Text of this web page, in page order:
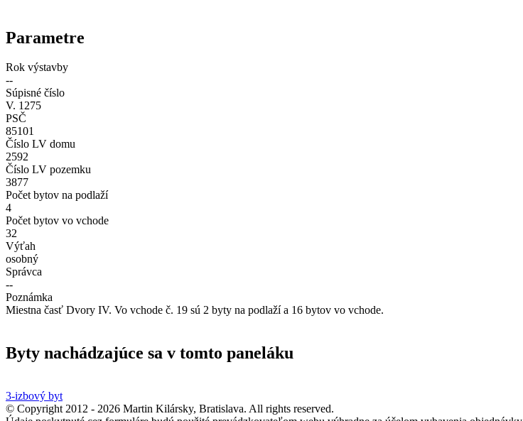
Parametre
Rok výstavby
--
Súpisné číslo
V. 1275
PSČ
85101
Číslo LV domu
2592
Číslo LV pozemku
3877
Počet bytov na podlaží
4
Počet bytov vo vchode
32
Výťah
osobný
Správca
--
Poznámka
Miestna časť Dvory IV. Vo vchode č. 19 sú 2 byty na podlaží a 16 bytov vo vchode.
Byty nachádzajúce sa v tomto paneláku
3-izbový byt
© Copyright 2012 - 2026 Martin Kilársky, Bratislava. All rights reserved.